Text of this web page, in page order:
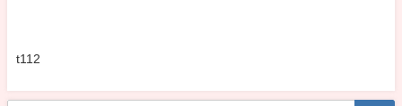
t112